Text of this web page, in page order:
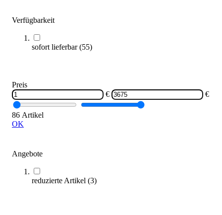
Verfügbarkeit
sofort lieferbar(55)
Preis
€
€
86 Artikel
OK
Angebote
reduzierte Artikel (3)
Umlenkrolle
7,80 €